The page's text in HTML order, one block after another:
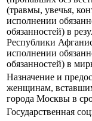
(травмы, увечья,
исполнении
обязанностей) в
Республики
исполнении
обязанностей) в
Назначение и
женщинам,
города Москвы в
Государственная